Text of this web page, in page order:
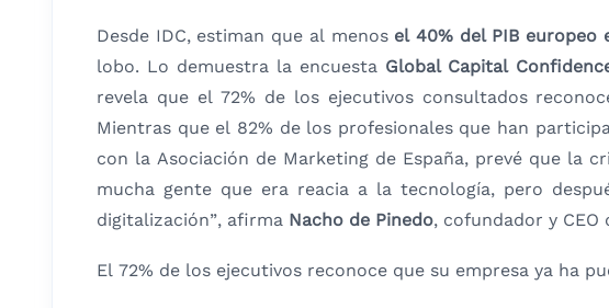
Desde IDC, estiman que al menos el 40% del PIB europeo
lobo. Lo demuestra la encuesta Global Capital
revela que el 72% de los ejecutivos consultados
Mientras que el 82% de los profesionales que han
con la Asociación de Marketing de España, prevé que la
mucha gente que era reacia a la tecnología, pero
digitalización”, afirma Nacho de Pinedo, cofundador y CEO
El 72% de los ejecutivos reconoce que su empresa ya ha